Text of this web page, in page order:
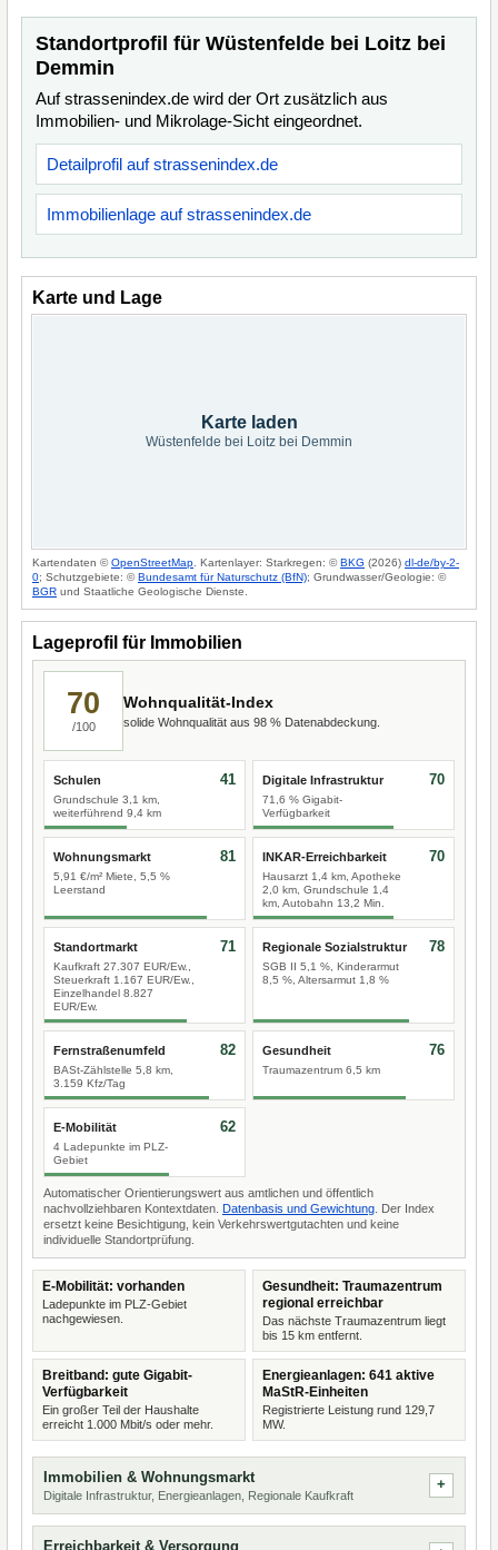
Standortprofil für Wüstenfelde bei Loitz bei
Demmin
Auf strassenindex.de wird der Ort zusätzlich aus
Immobilien- und Mikrolage-Sicht eingeordnet.
Detailprofil auf strassenindex.de
Immobilienlage auf strassenindex.de
Karte und Lage
Karte laden
Wüstenfelde bei Loitz bei Demmin
Kartendaten ©OpenStreetMap . Kartenlayer: Starkregen: ©BKG (2026) dl-de/by-2-
0; Schutzgebiete: ©Bundesamt für Naturschutz (BfN); Grundwasser/Geologie: ©
BGR und Staatliche Geologische Dienste.
Lageprofil für Immobilien
70
/100
Wohnqualität-Index
solide Wohnqualität aus 98 % Datenabdeckung.
Schulen
Grundschule 3,1 km,
weiterführend 9,4 km
41 Digitale Infrastruktur
71,6 % Gigabit-
Verfügbarkeit
70
Wohnungsmarkt
5,91 €/m² Miete, 5,5 %
Leerstand
81 INKAR-Erreichbarkeit
Hausarzt 1,4 km, Apotheke
2,0 km, Grundschule 1,4
km, Autobahn 13,2 Min.
70
Standortmarkt
Kaufkraft 27.307 EUR/Ew.,
Steuerkraft 1.167 EUR/Ew.,
Einzelhandel 8.827
EUR/Ew.
71 Regionale Sozialstruktur
SGB II 5,1 %, Kinderarmut
8,5 %, Altersarmut 1,8 %
78
Fernstraßenumfeld
BASt-Zählstelle 5,8 km,
3.159 Kfz/Tag
82 Gesundheit
Traumazentrum 6,5 km
76
E-Mobilität
4 Ladepunkte im PLZ-
Gebiet
62
Automatischer Orientierungswert aus amtlichen und öffentlich
nachvollziehbaren Kontextdaten. Datenbasis und Gewichtung . Der Index
ersetzt keine Besichtigung, kein Verkehrswertgutachten und keine
individuelle Standortprüfung.
E-Mobilität: vorhanden
Ladepunkte im PLZ-Gebiet
nachgewiesen.
Gesundheit: Traumazentrum
regional erreichbar
Das nächste Traumazentrum liegt
bis 15 km entfernt.
Breitband: gute Gigabit-
Verfügbarkeit
Ein großer Teil der Haushalte
erreicht 1.000 Mbit/s oder mehr.
Energieanlagen: 641 aktive
MaStR-Einheiten
Registrierte Leistung rund 129,7
MW.
Immobilien & Wohnungsmarkt
Digitale Infrastruktur, Energieanlagen, Regionale Kaufkraft
Erreichbarkeit & Versorgung